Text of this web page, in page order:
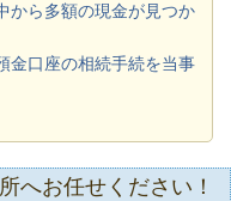
から多額の現金が見つか
金口座の相続手続を当事
へお任せください！